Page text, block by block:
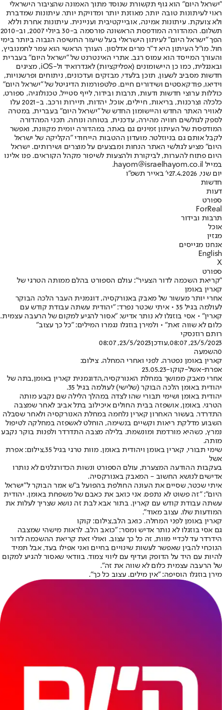
"ישראל היום" הוא גוף תקשורת שנוסד מתוך האמונה שהציבור הישראלי
ראוי לעיתונות טובה יותר, מאוזנת יותר ומדויקת יותר. עיתונות שמדברת
ולא צועקת. עיתונות אמינה, אובייקטיבית ועניינית. עיתונות אחרת וללא
תשלום. המהדורה המודפסת הראשונה פורסמה ב-30 ביולי 2007, וב-2010
הפך "ישראל היום" לעיתון הישראלי בעל שיעור החשיפה הגבוה ביותר בימי
חול. מו"ל העיתון היא ד"ר מרים אדלסון. העורך הראשי הוא עמר לחמנוביץ,
והעורך המייסד הוא עמוס רגב. אתרי האינטרנט של "ישראל היום" בעברית
ובאנגלית, כמו כן היישומונים (אפליקציות) לאנדרואיד ול-iOS, מציגים
חדשות מסביב לשעון, תוכן בלעדי, מבזקים ועדכונים, ניתוחים ופרשנויות,
וידיאו, פודקאסטים ושידורים חיים. פלטפורמות הדיגיטל של "ישראל היום"
כוללות ערוצי חדשות ודעות, תרבות ובידור, לייף סטייל, טכנולוגיה, ספורט,
כלכלה וצרכנות, בריאות, חיילים, אוכל, יהדות, תיירות ורכב. ב-2021 עלו
לאוויר האתר החדש והיישומון החדש של "ישראל היום" בעברית, במטרה
לספק לגולשים חוויה מהירה, עדכנית, בטוחה ונוחה. תכני המהדורה
המודפסת של העיתון זמינים גם באתר, במהדורה יומית מקוונת, ואפשר
לקבל אותם גם בניוזלטר. מועדון ההטבות הייחודי "הקליקה של ישראל
היום" מציע לגולשי האתר הנחות ומבצעים על מוצרים ושירותים. ישראל
היום פתוח להערות, לביקורת ולהצעות לשיפור מקהל הקוראים. פנו אלינו
במייל hayom@israelhayom.co.il.
יום שני, 27.4.2026
י' באייר תשפ"ו
חדשות
דעות
ספורט
ForReal
תרבות ובידור
אוכל
מגזין
אנחנו מגייסים
English
X
ספורט
"קריאת השכמה לדור הצעיר": עולם הספורט בהלם ממותה הטרגי של
קארין באומן
אחרי יותר מעשור של מאבק באנורקסיה, דוגמנית העבר הלכה הבוקר
לעולמה בגיל 35 • איתי שכטר נפרד: "יהודית עשתה עבודת קודש עם
קארין" • אסי בוזגלו לא נותר אדיש: "אסור להגיע למקום של הרעבה עצמית.
כלום לא שווה זאת" • ולמירן בוזגלו נגמרו המילים: "כל כך עצוב"
רותם רוזנסקי
23/5/2023, 08:07
,עודכן23/5/2023, 08:07
0השמעה
קארין באומן נפטרה. לפני ואחרי המחלה. צילום:
אפרת-אשל-קוקו-23.05.23
אחרי מאבק ממושך במחלת האנורקסיה,הדוגמנית קארין באומן,בתה של
יהודית באומן הלכה הבוקר (שלישי) לעולמה בגיל 35.
יהודית באומן ושימי תבורי שהו לצדה במהלך הלילה שם נקבע מותה
הטרגי. באומן, אושפזה בבית החולים איכילוב בתל אביב לאחר שמצבה
התדרדר. בעשור האחרון קארין נלחמה במחלת האנורקסיה ולאחר שסבלה
השבוע מדלקת ריאות וקשיים בנשימה, הוחלט לאשפזה במחלקה לטיפול
נמרץ, כשהיא מורדמת ומונשמת. בלילה מצבה התדרדר ולפנות בוקר נקבע
מותה.
שימי תבורי, קארין באומן ויהודית באומן. מוות טרגי בגיל 35,צילום: אפרת
אשל
בעקבות ההודעה המצערת, עולם הספורט ונשות הכדורגלנים לא נותרו
אדישים לנושא החשוב - המאבק באנורקסיה.
איתי שכטר, שסיים את העונה החולפת בהפועל ב"ש אמר הבוקר ל"ישראל
היום": "זה פשוט לא נתפס. אני כואב את כאבם של משפחת באומן. יהודית
עשתה עבודת קודש עם קארין. בתור אבא לבת זה נושא שצריך לעלות את
המודעות שלו. עצוב מאוד״.
קארין באומן לפני המחלה. כואב הלב,צילום: קוקו
גם אסי בוזגלו לא נותר אדיש ומסר: ״כואב הלב. לראות מישהי שמצבה
הידרדר עד לכדיי מוות, זה כל כך עצוב. ואולי זאת קריאת ההשכמה לדור
הנוכחי להבין שאפשר לעשות שינויים בחיים ואני אפילו בעד, אבל תמיד
להיות עם היד על הדופק ועדיף עם ליווי צמוד. בוודאי שאסור להגיע למקום
של הרעבה עצמית כלום לא שווה את זה".
מירן בוזגלו הוסיפה: "אין מילים. עצוב כל כך".